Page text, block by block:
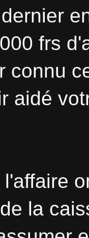
frs
connu
aidé
la